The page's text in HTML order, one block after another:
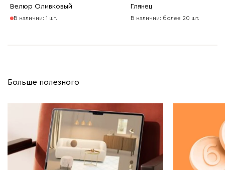
Велюр Оливковый
В наличии: 1 шт.
Глянец
В наличии: более 20 шт.
Больше полезного